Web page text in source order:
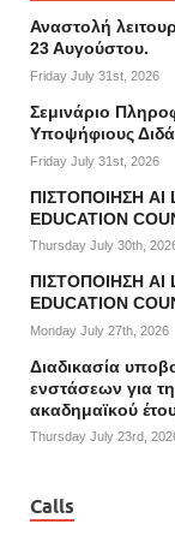
Αναστολή
23 Αυγούστου.
Friday July 31st, 2026
Σεμινάριο
Υποψήφιους
Friday July 31st, 2026
ΠΙΣΤΟΠΟΙΗΣΗ AI
EDUCATION
Thursday July 30th,
ΠΙΣΤΟΠΟΙΗΣΗ AI
EDUCATION
Monday July 27th, 2026
Διαδικασία
ενστάσεων για
ακαδημαϊκού
Thursday July 23rd,
Calls